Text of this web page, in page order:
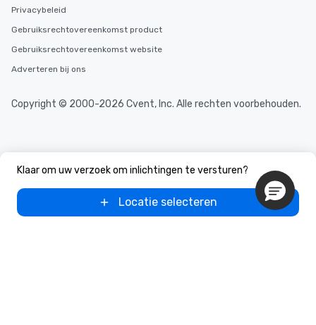
Klaar om uw verzoek om inlichtingen te versturen?
Locatie selecteren
Privacybeleid
Gebruiksrechtovereenkomst product
Gebruiksrechtovereenkomst website
Adverteren bij ons
Copyright © 2000-2026 Cvent, Inc. Alle rechten voorbehouden.